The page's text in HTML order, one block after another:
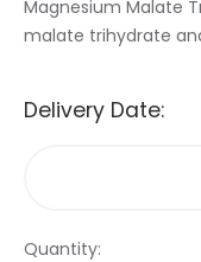
Magnesium Malate
malate trihydrate
Delivery Date:
Quantity: